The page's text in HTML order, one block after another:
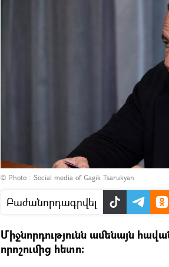
© Photo : Social media of Gagik Tsarukyan
Բաժանորդագրվել
Միջնորդությունն ամենայն
որոշումից հետո։